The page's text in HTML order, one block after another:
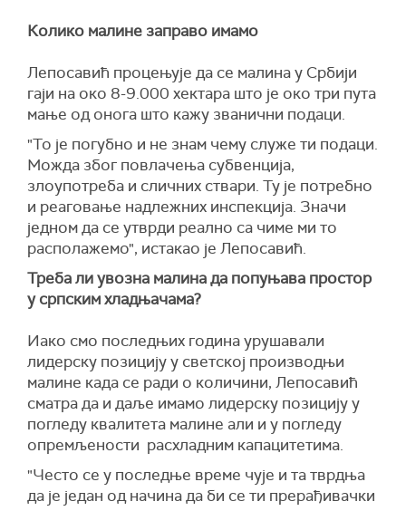
Колико малине заправо имамо
Лепосавић процењује да се малина у Србији
гаји на око 8-9.000 хектара што је око три пута
мање од онога што кажу званични подаци.
"То је погубно и не знам чему служе ти подаци.
Можда због повлачења субвенција,
злоупотреба и сличних ствари. Ту је потребно
и реаговање надлежних инспекција. Значи
једном да се утврди реално са чиме ми то
располажемо", истакао је Лепосавић.
Треба ли увозна малина да попуњава простор
у српским хладњачама?
Иако смо последњих година урушавали
лидерску позицију у светској производњи
малине када се ради о количини, Лепосавић
сматра да и даље имамо лидерску позицију у
погледу квалитета малине али и у погледу
опремљености расхладним капацитетима.
"Често се у последње време чује и та тврдња
да је један од начина да би се ти прерађивачки